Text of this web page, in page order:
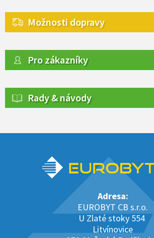
Možnosti dopravy
Pro zákazníky
Rady & návody
Adresa:
EUROBYT CB s.r.o.
U Zlaté stoky 554
Litvínovice